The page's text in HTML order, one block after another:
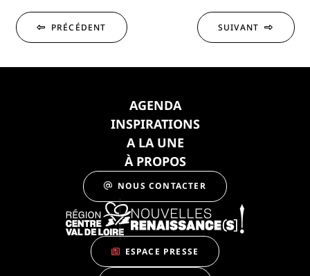
PRÉCÉDENT SUIVANT
AGENDA
INSPIRATIONS
A LA UNE
À PROPOS
NOUS CONTACTER
ESPACE PRESSE